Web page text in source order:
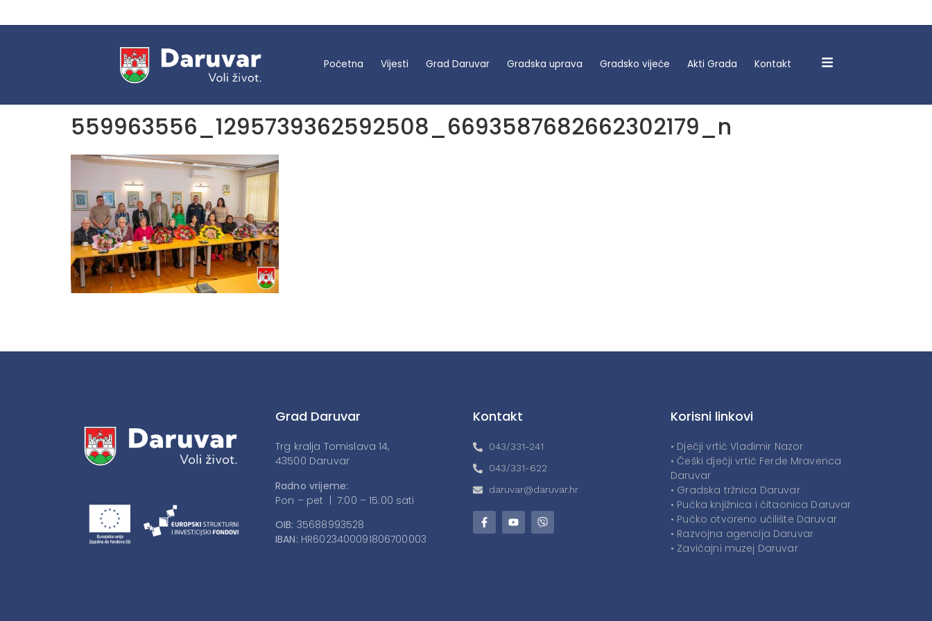
Početna Vijesti Grad Daruvar Gradska uprava Gradsko vijeće Akti Grada Kontakt
559963556_1295739362592508_6693587682662302179_n
Grad Daruvar
Trg kralja Tomislava 14,
43500 Daruvar
Radno vrijeme:
Pon – pet | 7:00 – 15:00 sati
OIB: 35688993528
IBAN: HR6023400091806700003
Kontakt
043/331-241
043/331-622
daruvar@daruvar.hr
Korisni linkovi
• Dječji vrtić Vladimir Nazor
• Češki dječji vrtić Ferde Mravenca
Daruvar
• Gradska tržnica Daruvar
• Pučka knjižnica i čitaonica Daruvar
• Pučko otvoreno učilište Daruvar
• Razvojna agencija Daruvar
• Zavičajni muzej Daruvar